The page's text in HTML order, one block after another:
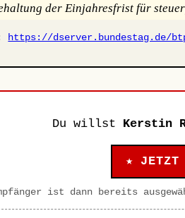
der Einjahresfrist für
https://dserver.bundestag.de/
Du willst Kerstin
★ JETZT
ist dann bereits